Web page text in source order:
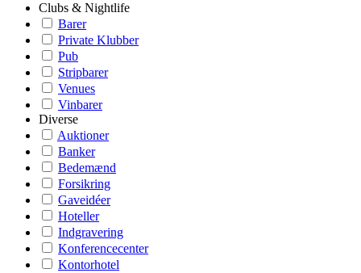
Clubs & Nightlife
Barer
Private Klubber
Pub
Stripbarer
Venues
Vinbarer
Diverse
Auktioner
Banker
Bedemænd
Forsikring
Gaveidéer
Hoteller
Indgravering
Konferencecenter
Kontorhotel